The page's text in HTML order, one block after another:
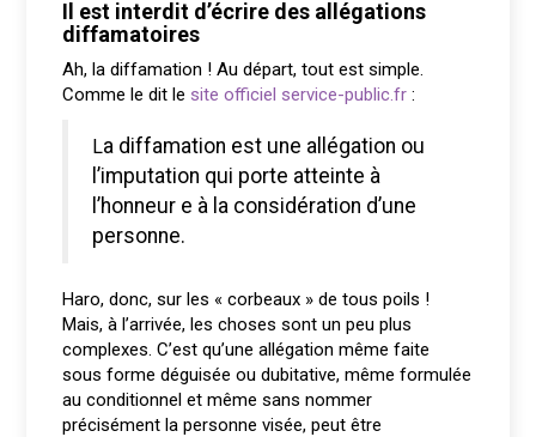
Il est interdit d’écrire des allégations
diffamatoires
Ah, la diffamation ! Au départ, tout est simple.
Comme le dit le site officiel service-public.fr :
La diffamation est une allégation ou
l’imputation qui porte atteinte à
l’honneur e à la considération d’une
personne.
Haro, donc, sur les « corbeaux » de tous poils !
Mais, à l’arrivée, les choses sont un peu plus
complexes. C’est qu’une allégation même faite
sous forme déguisée ou dubitative, même formulée
au conditionnel et même sans nommer
précisément la personne visée, peut être